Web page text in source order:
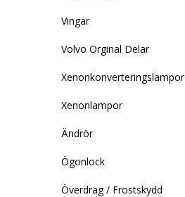
Vingar
Volvo Orginal Delar
Xenonkonverteringslampor
Xenonlampor
Ändrör
Ögonlock
Överdrag / Frostskydd